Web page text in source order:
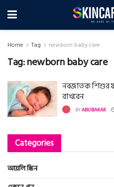
Home Tag newborn baby care
Tag:newborn baby care
নবজাতক শিশুর
রাখবেন
BYABUBAKAR
Categories
অয়েলি স্কিন